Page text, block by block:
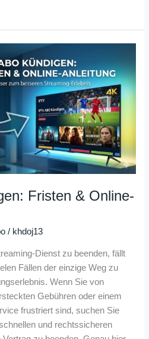
Fristen & Online-
/ khdoj13
Dienst zu beenden, fällt
Fällen der einzige Weg zu
Wenn Sie von
Gebühren oder einem
frustriert sind, suchen Sie
und rechtssicheren